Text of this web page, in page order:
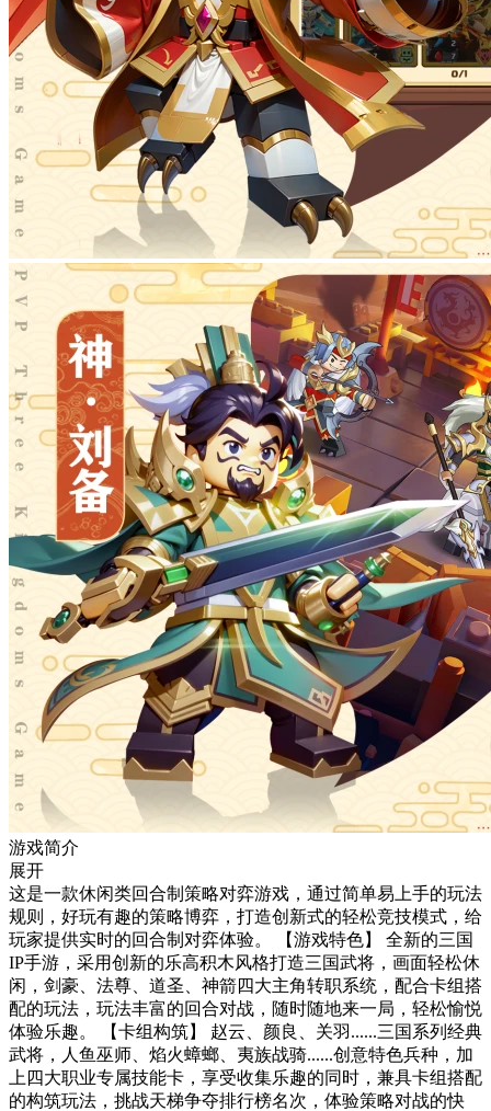
游戏简介
展开
这是一款休闲类回合制策略对弈游戏，通过简单易上手的玩法
规则，好玩有趣的策略博弈，打造创新式的轻松竞技模式，给
玩家提供实时的回合制对弈体验。 【游戏特色】 全新的三国
IP手游，采用创新的乐高积木风格打造三国武将，画面轻松休
闲，剑豪、法尊、道圣、神箭四大主角转职系统，配合卡组搭
配的玩法，玩法丰富的回合对战，随时随地来一局，轻松愉悦
体验乐趣。 【卡组构筑】 赵云、颜良、关羽......三国系列经典
武将，人鱼巫师、焰火蟑螂、夷族战骑......创意特色兵种，加
上四大职业专属技能卡，享受收集乐趣的同时，兼具卡组搭配
的构筑玩法，挑战天梯争夺排行榜名次，体验策略对战的快